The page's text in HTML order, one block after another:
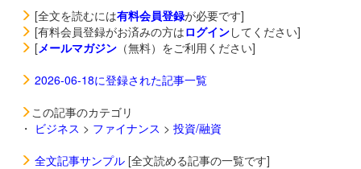
[全文を読むには有料会員登録が必要です]
[有料会員登録がお済みの方はログインしてください]
[メールマガジン （無料）をご利用ください]
2026-06-18に登録された記事一覧
この記事のカテゴリ
・ ビジネス > ファイナンス > 投資/融資
全文記事サンプル [全文読める記事の一覧です]